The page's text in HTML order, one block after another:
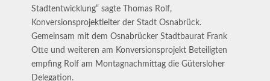
Stadtentwicklung“ sagte Thomas Rolf,
Konversionsprojektleiter der Stadt Osnabrück.
Gemeinsam mit dem Osnabrücker Stadtbaurat Frank
Otte und weiteren am Konversionsprojekt Beteiligten
empfing Rolf am Montagnachmittag die Gütersloher
Delegation.